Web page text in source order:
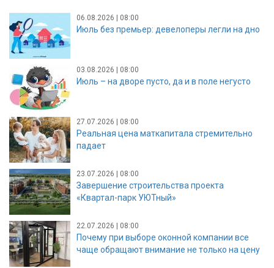
06.08.2026 | 08:00
Июль без премьер: девелоперы легли на дно
03.08.2026 | 08:00
Июль – на дворе пусто, да и в поле негусто
27.07.2026 | 08:00
Реальная цена маткапитала стремительно
падает
23.07.2026 | 08:00
Завершение строительства проекта
«Квартал-парк УЮТный»
22.07.2026 | 08:00
Почему при выборе оконной компании все
чаще обращают внимание не только на цену